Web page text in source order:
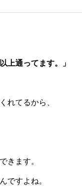
上通ってます。」
れてるから、
きます。
ですよね。